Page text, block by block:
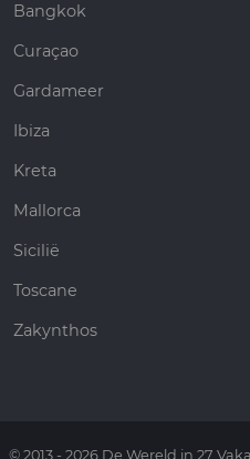
Bangkok
Curaçao
Gardameer
Ibiza
Kreta
Mallorca
Sicilië
Toscane
Zakynthos
© 2013 - 2026 De Wereld in 27